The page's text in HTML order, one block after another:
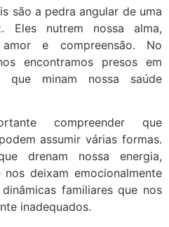
são a pedra angular de uma
Eles nutrem nossa alma,
e compreensão. No
encontramos presos em
que minam nossa saúde
compreender que
assumir várias formas.
drenam nossa energia,
deixam emocionalmente
familiares que nos
inadequados.